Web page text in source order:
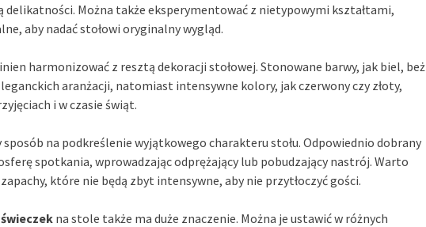
Można także eksperymentować z nietypowymi kształtami,
aby nadać stołowi oryginalny wygląd.
harmonizować z resztą dekoracji stołowej. Stonowane barwy, jak biel, beż
aranżacji, natomiast intensywne kolory, jak czerwony czy złoty,
i w czasie świąt.
na podkreślenie wyjątkowego charakteru stołu. Odpowiednio dobrany
spotkania, wprowadzając odprężający lub pobudzający nastrój. Warto
które nie będą zbyt intensywne, aby nie przytłoczyć gości.
na stole także ma duże znaczenie. Można je ustawić w różnych